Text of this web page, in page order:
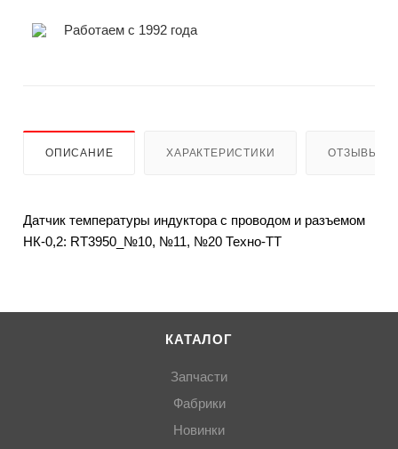
Работаем с 1992 года
ОПИСАНИЕ ХАРАКТЕРИСТИКИ ОТЗЫВЫ
Датчик температуры индуктора с проводом и разъемом
НК-0,2: RT3950_№10, №11, №20 Техно-ТТ
КАТАЛОГ
Запчасти
Фабрики
Новинки